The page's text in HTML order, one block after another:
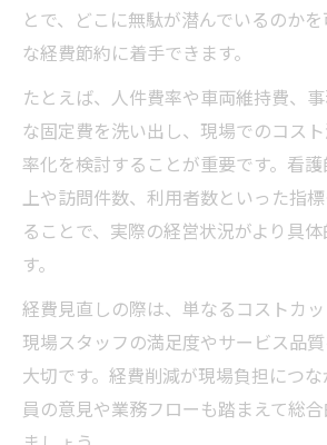
とで、どこに無駄が潜んでいるのか
な経費節約に着手できます。
たとえば、人件費率や車両維持費、
な固定費を洗い出し、現場でのコス
率化を検討することが重要です。看
上や訪問件数、利用者数といった指
ることで、実際の経営状況がより具
す。
経費見直しの際は、単なるコストカッ
現場スタッフの満足度やサービス品
大切です。経費削減が現場負担につ
員の意見や業務フローも踏まえて総